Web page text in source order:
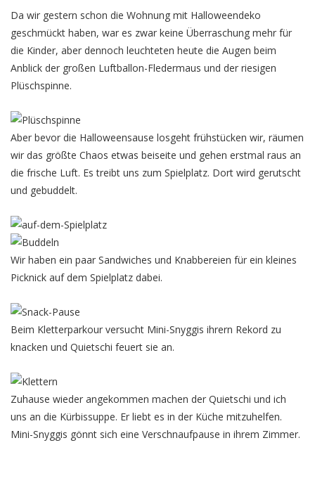
Da wir gestern schon die Wohnung mit Halloweendeko
geschmückt haben, war es zwar keine Überraschung mehr für
die Kinder, aber dennoch leuchteten heute die Augen beim
Anblick der großen Luftballon-Fledermaus und der riesigen
Plüschspinne.
Aber bevor die Halloweensause losgeht frühstücken wir, räumen
wir das größte Chaos etwas beiseite und gehen erstmal raus an
die frische Luft. Es treibt uns zum Spielplatz. Dort wird gerutscht
und gebuddelt.
Wir haben ein paar Sandwiches und Knabbereien für ein kleines
Picknick auf dem Spielplatz dabei.
Beim Kletterparkour versucht Mini-Snyggis ihrern Rekord zu
knacken und Quietschi feuert sie an.
Zuhause wieder angekommen machen der Quietschi und ich
uns an die Kürbissuppe. Er liebt es in der Küche mitzuhelfen.
Mini-Snyggis gönnt sich eine Verschnaufpause in ihrem Zimmer.